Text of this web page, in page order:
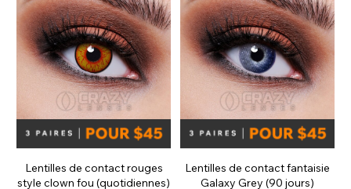
Lentilles de contact rouges
style clown fou (quotidiennes)
Lentilles de contact fantaisie
Galaxy Grey (90 jours)